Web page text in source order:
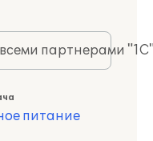
партнерами
питание